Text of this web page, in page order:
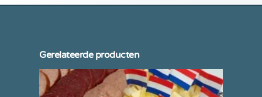
Gerelateerde producten